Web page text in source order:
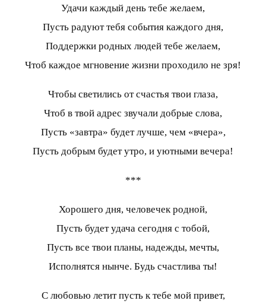
Удачи каждый день тебе желаем,
Пусть радуют тебя события каждого дня,
Поддержки родных людей тебе желаем,
Чтоб каждое мгновение жизни проходило не зря!
Чтобы светились от счастья твои глаза,
Чтоб в твой адрес звучали добрые слова,
Пусть «завтра» будет лучше, чем «вчера»,
Пусть добрым будет утро, и уютными вечера!
***
Хорошего дня, человечек родной,
Пусть будет удача сегодня с тобой,
Пусть все твои планы, надежды, мечты,
Исполнятся нынче. Будь счастлива ты!
С любовью летит пусть к тебе мой привет,